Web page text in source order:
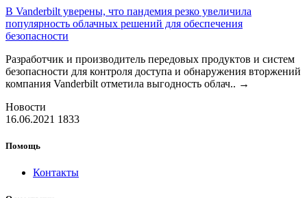
В Vanderbilt уверены, что пандемия резко увеличила
популярность облачных решений для обеспечения
безопасности
Разработчик и производитель передовых продуктов и систем
безопасности для контроля доступа и обнаружения вторжений
компания Vanderbilt отметила выгодность облач.. →
Новости
16.06.2021 1833
Помощь
Контакты